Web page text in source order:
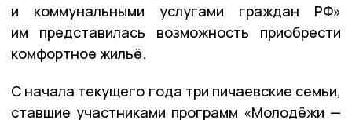
и коммунальными услугами граждан РФ»
им представилась возможность приобрести
комфортное жильё.
С начала текущего года три пичаевские семьи,
ставшие участниками программ «Молодёжи —